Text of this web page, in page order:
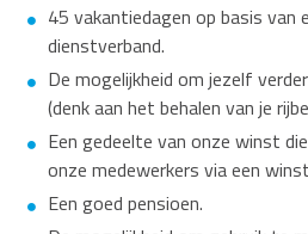
45 vakantiedagen op basis van
dienstverband.
De mogelijkheid om jezelf
(denk aan het behalen van je
Een gedeelte van onze winst
onze medewerkers via een
Een goed pensioen.